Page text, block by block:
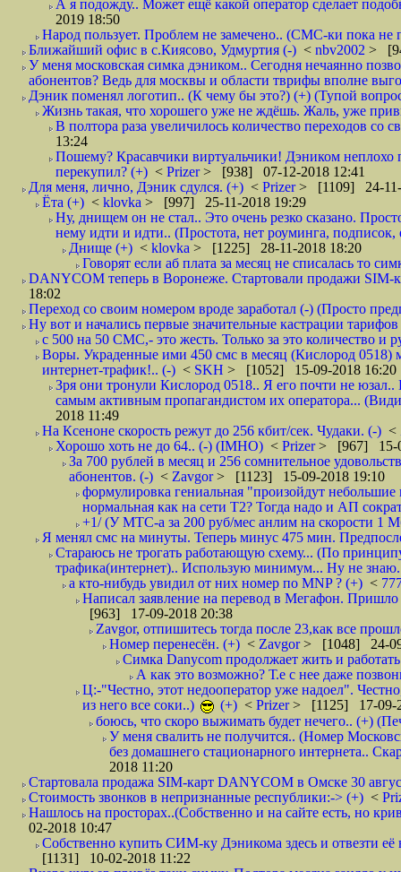
А я подожду.. Может ещё какой оператор сделает
2019 18:50
Народ пользует. Проблем не замечено.. (СМС-ки пока
Ближайший офис в с.Киясово, Удмуртия (-) < nbv2002 >
У меня московская симка дэником.. Сегодня нечаянно
абонентов? Ведь для москвы и области тврифы вполне
Дэник поменял логотип.. (К чему бы это?) (+) (Тупой
Жизнь такая, что хорошего уже не ждёшь. Жаль, уже
В полтора раза увеличилось количество переходов
13:24
Пошему? Красавчики виртуальчики! Дэником
перекупил? (+) < Prizer> [938] 07-12-2018 12:41
Для меня, лично, Дэник сдулся. (+) < Prizer> [1109] 24-11-
Ёта (+) < klovka > [997] 25-11-2018 19:29
Ну, днищем он не стал.. Это очень резко сказано.
нему идти и идти.. (Простота, нет роуминга,
Днище (+) < klovka > [1225] 28-11-2018 18:20
Говорят если аб плата за месяц не списалась то
DANYCOM теперь в Воронеже. Стартовали продажи SIM-
18:02
Переход со своим номером вроде заработал (-) (Просто
Ну вот и начались первые значительные кастрации
с 500 на 50 СМС,- это жесть. Только за это количество и
Воры. Украденные ими 450 смс в месяц (Кислород 0518)
интернет-трафик!.. (-) < SKH > [1052] 15-09-2018 16:20
Зря они тронули Кислород 0518.. Я его почти не
самым активным пропагандистом их оператора...
2018 11:49
На Ксеноне скорость режут до 256 кбит/сек. Чудаки. (-) <
Хорошо хоть не до 64.. (-) (IMHO) < Prizer> [967] 15-
За 700 рублей в месяц и 256 сомнительное
абонентов. (-) < Zavgor> [1123] 15-09-2018 19:10
формулировка гениальная "произойдут небольшие
нормальная как на сети Т2? Тогда надо и АП
+1/ (У МТС-а за 200 руб/мес анлим на скорости 1
Я менял смс на минуты. Теперь минус 475 мин.
Стараюсь не трогать работающую схему... (По
трафика(интернет).. Использую минимум... Ну не
а кто-нибудь увидил от них номер по MNP ? (+) <
Написал заявление на перевод в Мегафон.
[963] 17-09-2018 20:38
Zavgor, отпишитесь тогда после 23,как все
Номер перенесён. (+) < Zavgor> [1048] 24-
Симка Danycom продолжает жить и
А как это возможно? Т.е с нее даже
Ц:-"Честно, этот недооператор уже надоел".
из него все соки..)
(+) < Prizer> [1125] 17-09-
боюсь, что скоро выжимать будет нечего.. (+)
У меня свалить не получится.. (Номер
без домашнего стационарного интернета..
2018 11:20
Стартовала продажа SIM-карт DANYCOM в Омске 30
Стоимость звонков в непризнанные республики:-> (+) <
Нашлось на просторах..(Собственно и на сайте есть, но
02-2018 10:47
Собственно купить СИМ-ку Дэникома здесь и отвезти
[1131] 10-02-2018 11:22